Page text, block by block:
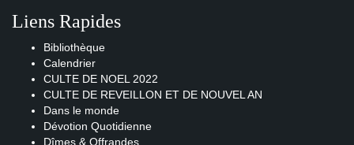
Liens Rapides
Bibliothèque
Calendrier
CULTE DE NOEL 2022
CULTE DE REVEILLON ET DE NOUVEL AN
Dans le monde
Dévotion Quotidienne
Dîmes & Offrandes